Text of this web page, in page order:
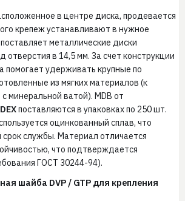
в центре диска, продевается
крепеж устанавливают в нужное
поставляет металлические диски
отверстия в 14,5 мм. За счет конструкции
удерживать крупные по
из мягких материалов (к
минеральной ватой). MDB от
поставляются в упаковках по 250 шт.
оцинкованный сплав, что
срок службы. Материал отличается
что подтверждается
ГОСТ 30244-94).
шайба DVP / GTP для крепления